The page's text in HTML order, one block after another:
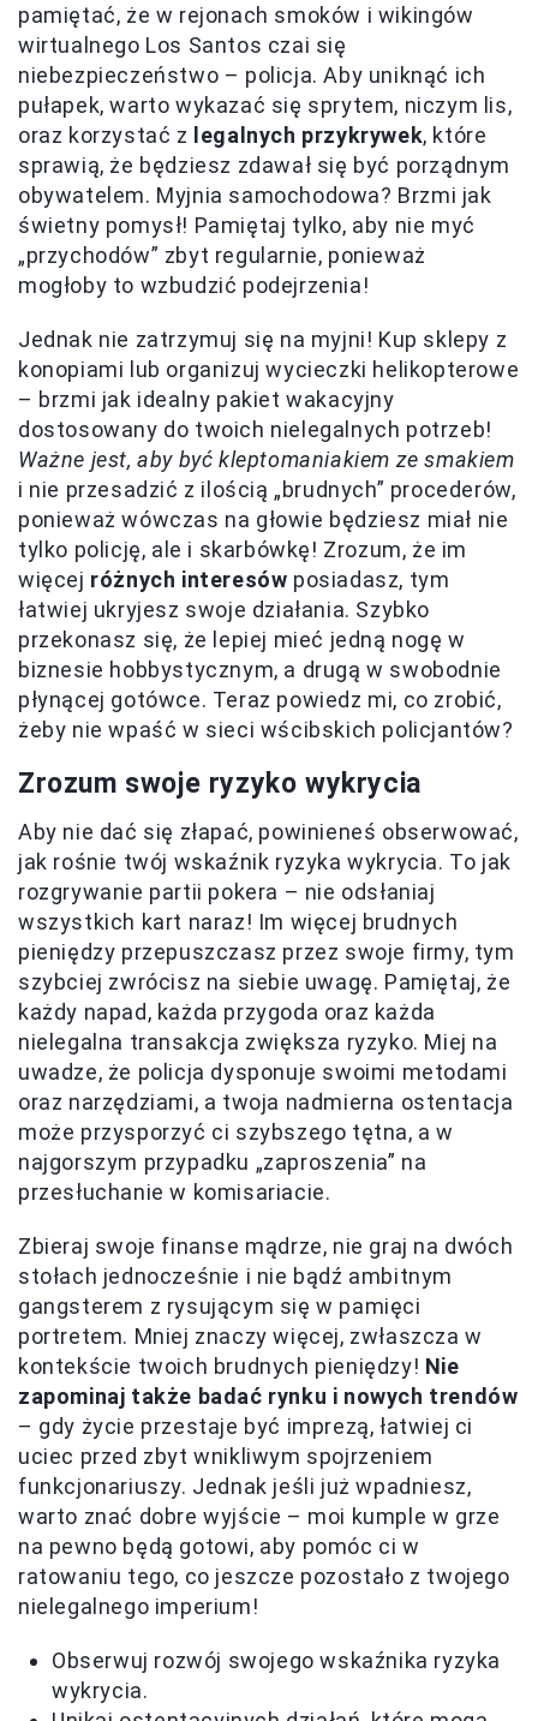
pamiętać, że w rejonach smoków i wikingów
wirtualnego Los Santos czai się
niebezpieczeństwo – policja. Aby uniknąć ich
pułapek, warto wykazać się sprytem, niczym lis,
oraz korzystać z
legalnych przykrywek, które
sprawią, że będziesz zdawał się być porządnym
obywatelem. Myjnia samochodowa? Brzmi jak
świetny pomysł! Pamiętaj tylko, aby nie myć
„przychodów” zbyt regularnie, ponieważ
mogłoby to wzbudzić podejrzenia!
Jednak nie zatrzymuj się na myjni! Kup sklepy z
konopiami lub organizuj wycieczki helikopterowe
– brzmi jak idealny pakiet wakacyjny
dostosowany do twoich nielegalnych potrzeb!
Ważne jest, aby być kleptomaniakiem ze smakiem
i nie przesadzić z ilością „brudnych” procederów,
ponieważ wówczas na głowie będziesz miał nie
tylko policję, ale i skarbówkę! Zrozum, że im
więcej różnych interesów posiadasz, tym
łatwiej ukryjesz swoje działania. Szybko
przekonasz się, że lepiej mieć jedną nogę w
biznesie hobbystycznym, a drugą w swobodnie
płynącej gotówce. Teraz powiedz mi, co zrobić,
żeby nie wpaść w sieci wścibskich policjantów?
Zrozum swoje ryzyko wykrycia
Aby nie dać się złapać, powinieneś obserwować,
jak rośnie twój wskaźnik ryzyka wykrycia. To jak
rozgrywanie partii pokera – nie odsłaniaj
wszystkich kart naraz! Im więcej brudnych
pieniędzy przepuszczasz przez swoje firmy, tym
szybciej zwrócisz na siebie uwagę. Pamiętaj, że
każdy napad, każda przygoda oraz każda
nielegalna transakcja zwiększa ryzyko. Miej na
uwadze, że policja dysponuje swoimi metodami
oraz narzędziami, a twoja nadmierna ostentacja
może przysporzyć ci szybszego tętna, a w
najgorszym przypadku „zaproszenia” na
przesłuchanie w komisariacie.
Zbieraj swoje finanse mądrze, nie graj na dwóch
stołach jednocześnie i nie bądź ambitnym
gangsterem z rysującym się w pamięci
portretem. Mniej znaczy więcej, zwłaszcza w
kontekście twoich brudnych pieniędzy! Nie
zapominaj także badać rynku i nowych trendów
– gdy życie przestaje być imprezą, łatwiej ci
uciec przed zbyt wnikliwym spojrzeniem
funkcjonariuszy. Jednak jeśli już wpadniesz,
warto znać dobre wyjście – moi kumple w grze
na pewno będą gotowi, aby pomóc ci w
ratowaniu tego, co jeszcze pozostało z twojego
nielegalnego imperium!
Obserwuj rozwój swojego wskaźnika ryzyka
wykrycia.